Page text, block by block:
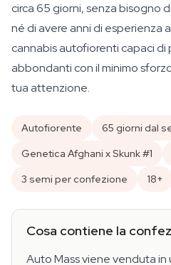
circa 65 giorni, senza bisogno
né di avere anni di esperienza
cannabis autofiorenti capaci di
abbondanti con il minimo
tua attenzione.
Autofiorente
65 giorni dal
Genetica Afghani x Skunk #1
3 semi per confezione
18+
Cosa contiene la
Auto Mass viene venduta